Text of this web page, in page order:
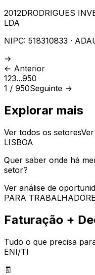
2012DRODRIGUES
LDA
NIPC: 518310833 ·
→
← Anterior
123...950
1 / 950Seguinte →
Explorar mais
Ver todos os setores
LISBOA
Quer saber onde há
setor?
Ver análise de
PARA
Faturação +
Tudo o que precisa
ENI/TI
🧾